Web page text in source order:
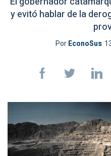
y evitó hablar de la
PorEconoSus